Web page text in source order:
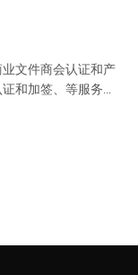
文件商会认证和产
和加签、等服务...